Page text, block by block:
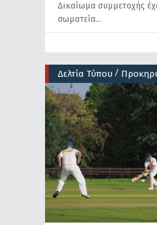
Δικαίωμα συμμετοχής
σωματεία
Δελτία Τύπου /